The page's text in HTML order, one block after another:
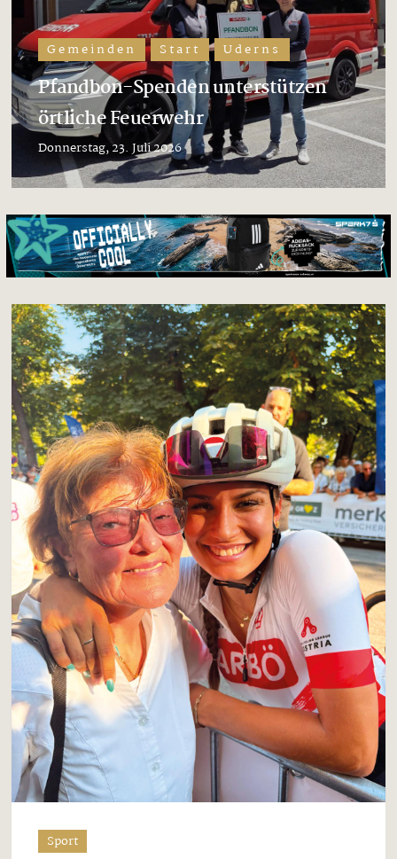
Gemeinden Start Uderns
Pfandbon-Spenden unterstützen
örtliche Feuerwehr
Donnerstag, 23. Juli 2026
Sport